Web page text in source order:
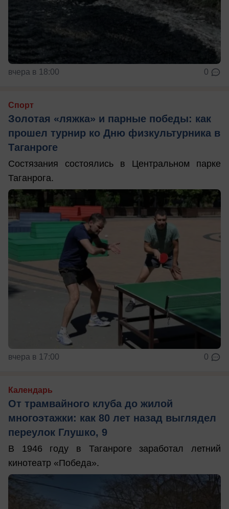
вчера в 18:00 0
Спорт
Золотая «ляжка» и парные победы: как
прошел турнир ко Дню физкультурника в
Таганроге
Состязания состоялись в Центральном парке
Таганрога.
вчера в 17:00 0
Календарь
От трамвайного клуба до жилой
многоэтажки: как 80 лет назад выглядел
переулок Глушко, 9
В 1946 году в Таганроге заработал летний
кинотеатр «Победа».